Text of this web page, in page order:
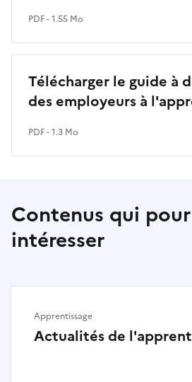
PDF - 1.55 Mo
Télécharger le guide à
des employeurs à
PDF - 1.3 Mo
Contenus qui
intéresser
Actualités de
Apprentissage